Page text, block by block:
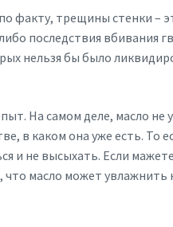
факту, трещины стенки –
последствия вбивания
нельзя бы было
На самом деле, масло не
в каком она уже есть. То
и не высыхать. Если
что масло может увлажнить